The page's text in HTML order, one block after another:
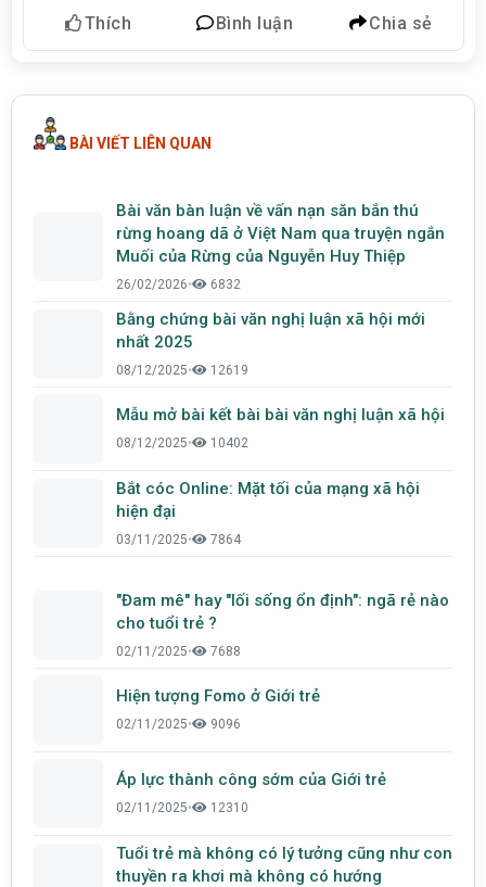
Thích Bình luận Chia sẻ
BÀI VIẾT LIÊN QUAN
Bài văn bàn luận về vấn nạn săn bắn thú
rừng hoang dã ở Việt Nam qua truyện ngắn
Muối của Rừng của Nguyễn Huy Thiệp
26/02/2026• 6832
Bằng chứng bài văn nghị luận xã hội mới
nhất 2025
08/12/2025• 12619
Mẫu mở bài kết bài bài văn nghị luận xã hội
08/12/2025• 10402
Bắt cóc Online: Mặt tối của mạng xã hội
hiện đại
03/11/2025• 7864
"Đam mê" hay "lối sống ổn định": ngã rẻ nào
cho tuổi trẻ ?
02/11/2025• 7688
Hiện tượng Fomo ở Giới trẻ
02/11/2025• 9096
Áp lực thành công sớm của Giới trẻ
02/11/2025• 12310
Tuổi trẻ mà không có lý tưởng cũng như con
thuyền ra khơi mà không có hướng